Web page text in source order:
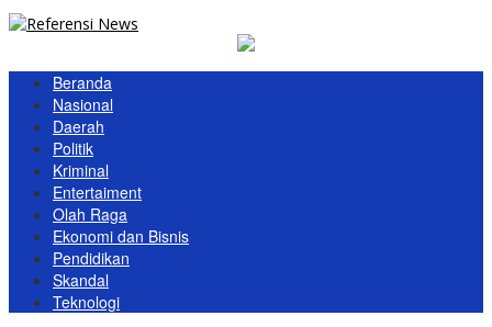
Beranda
Nasional
Daerah
Politik
Kriminal
Entertaiment
Olah Raga
Ekonomi dan Bisnis
Pendidikan
Skandal
Teknologi